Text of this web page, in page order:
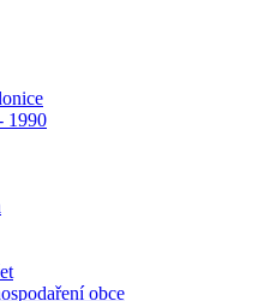
1990
obce